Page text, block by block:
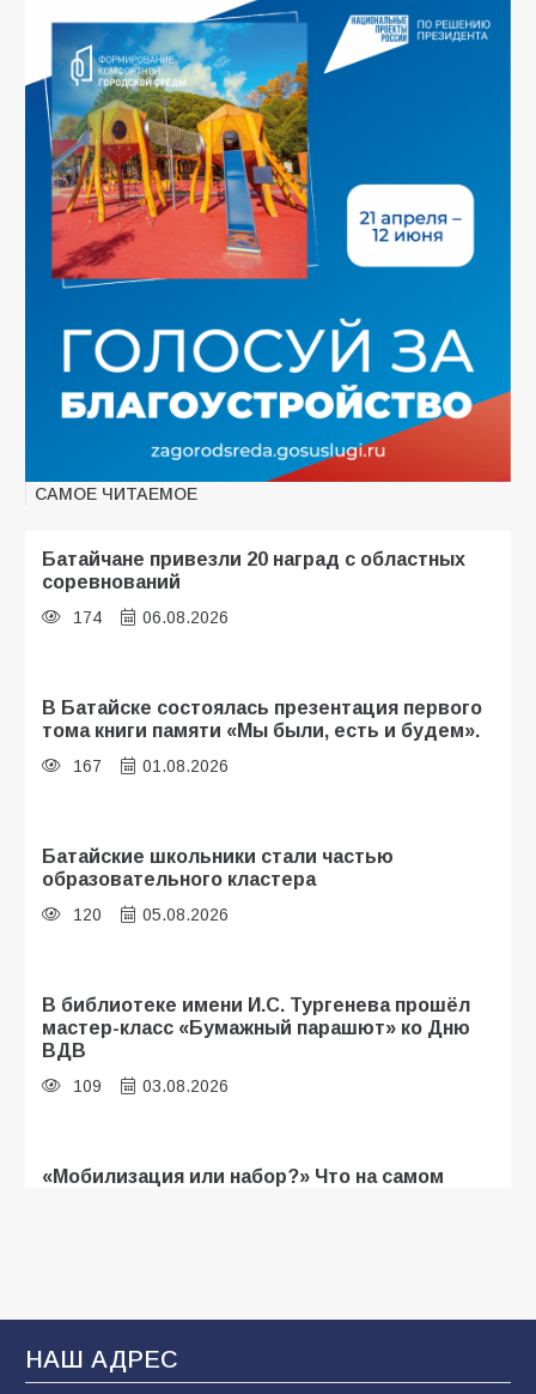
САМОЕ ЧИТАЕМОЕ
Батайчане привезли 20 наград с областных
соревнований
174 06.08.2026
В Батайске состоялась презентация первого
тома книги памяти «Мы были, есть и будем».
167 01.08.2026
Батайские школьники стали частью
образовательного кластера
120 05.08.2026
В библиотеке имени И.С. Тургенева прошёл
мастер-класс «Бумажный парашют» ко Дню
ВДВ
109 03.08.2026
«Мобилизация или набор?» Что на самом
В Батайске продолжаются дорожные работы
107 04.08.2026
НАШ АДРЕС